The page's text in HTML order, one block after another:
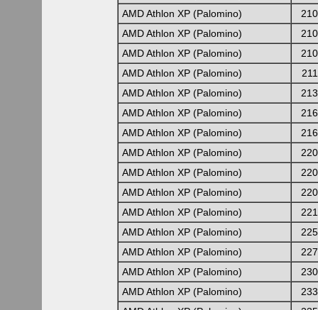
AMD Athlon XP (Palomino)
AMD Athlon XP (Palomino)
AMD Athlon XP (Palomino)
AMD Athlon XP (Palomino)
AMD Athlon XP (Palomino)
AMD Athlon XP (Palomino)
AMD Athlon XP (Palomino)
AMD Athlon XP (Palomino)
AMD Athlon XP (Palomino)
AMD Athlon XP (Palomino)
AMD Athlon XP (Palomino)
AMD Athlon XP (Palomino)
AMD Athlon XP (Palomino)
AMD Athlon XP (Palomino)
AMD Athlon XP (Palomino)